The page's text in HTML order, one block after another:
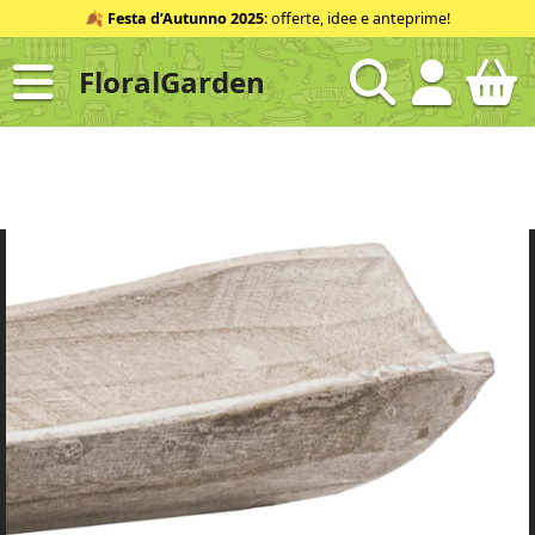
al
contenuto
ID
🍂 Festa d’Autunno 2025: offerte, idee e anteprime!
FloralGarden